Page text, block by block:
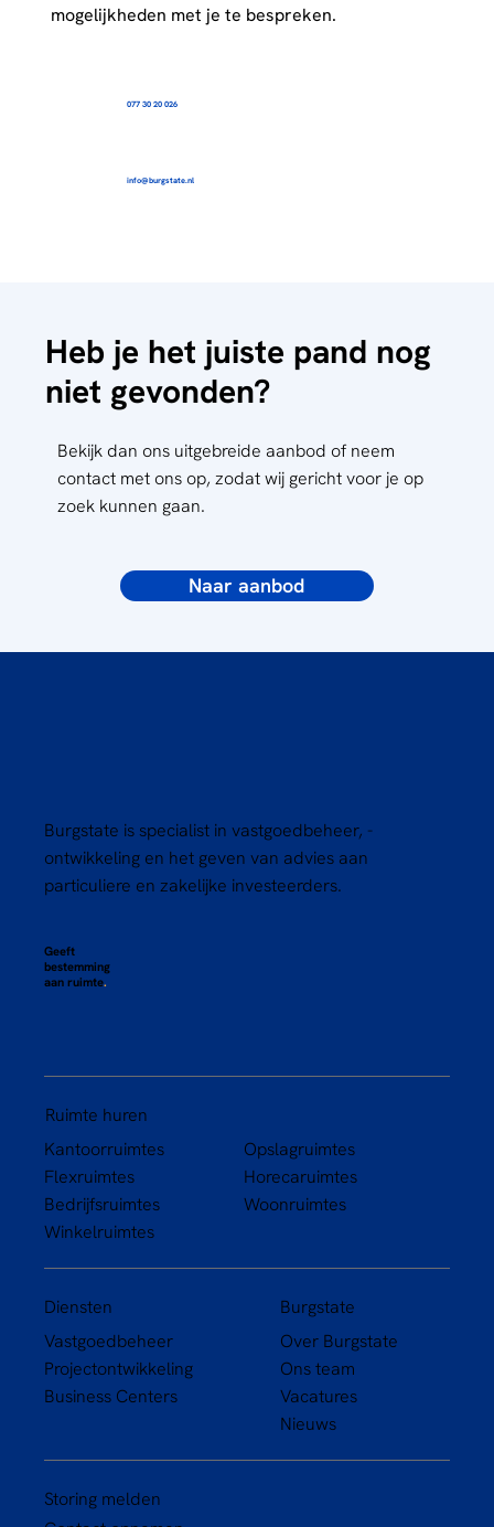
mogelijkheden met je te bespreken.
077 30 20 026
info@burgstate.nl
Heb je het juiste pand nog
niet gevonden?
Bekijk dan ons uitgebreide aanbod of neem
contact met ons op, zodat wij gericht voor je op
zoek kunnen gaan.
Naar aanbod
Burgstate is specialist in vastgoedbeheer, -
ontwikkeling en het geven van advies aan
particuliere en zakelijke investeerders.
Geeft
bestemming
aan ruimte.
Ruimte huren
Kantoorruimtes
Flexruimtes
Bedrijfsruimtes
Winkelruimtes
Opslagruimtes
Horecaruimtes
Woonruimtes
Diensten
Vastgoedbeheer
Projectontwikkeling
Business Centers
Burgstate
Over Burgstate
Ons team
Vacatures
Nieuws
Storing melden